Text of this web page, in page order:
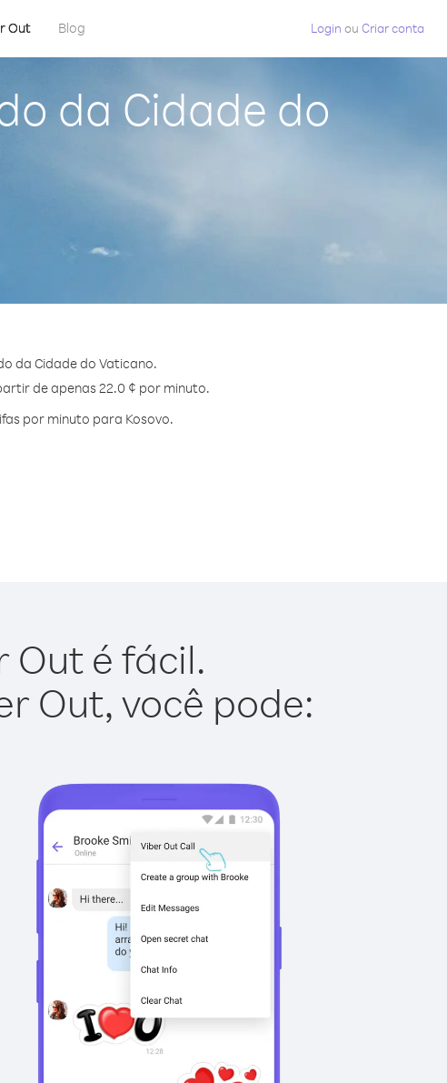
Out Blog Login ou Criar conta
da Cidade do
da Cidade do Vaticano.
de apenas 22.0 ¢ por minuto.
por minuto para Kosovo.
Out é fácil.
Out, você pode: